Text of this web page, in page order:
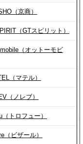
（京商）
（GTスピリット）
（オットーモビ
（マテル）
（ノレブ）
（トロフュー）
（ビザール）